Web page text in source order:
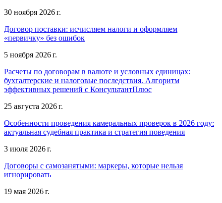
30 ноября 2026 г.
Договор поставки: исчисляем налоги и оформляем
«первичку» без ошибок
5 ноября 2026 г.
Расчеты по договорам в валюте и условных единицах:
бухгалтерские и налоговые последствия. Алгоритм
эффективных решений с КонсультантПлюс
25 августа 2026 г.
Особенности проведения камеральных проверок в 2026 году:
актуальная судебная практика и стратегия поведения
3 июля 2026 г.
Договоры с самозанятыми: маркеры, которые нельзя
игнорировать
19 мая 2026 г.